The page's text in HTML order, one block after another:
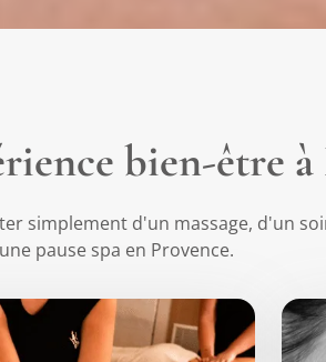
bien-être
simplement d'un massage, d'un
pause spa en Provence.